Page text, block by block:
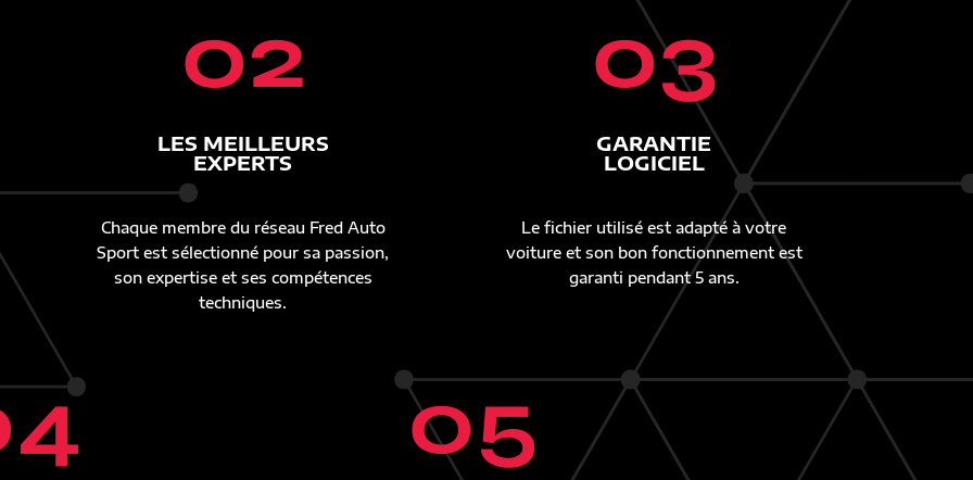
02
LES MEILLEURS
EXPERTS
Chaque membre du réseau Fred Auto
Sport est sélectionné pour sa passion,
son expertise et ses compétences
techniques.
03
GARANTIE
LOGICIEL
Le fichier utilisé est adapté à votre
voiture et son bon fonctionnement est
garanti pendant 5 ans.
05